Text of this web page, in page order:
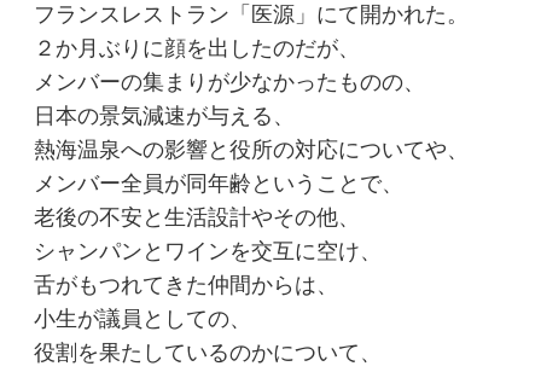
フランスレストラン「医源」にて開かれた。
２か月ぶりに顔を出したのだが、
メンバーの集まりが少なかったものの、
日本の景気減速が与える、
熱海温泉への影響と役所の対応についてや、
メンバー全員が同年齢ということで、
老後の不安と生活設計やその他、
シャンパンとワインを交互に空け、
舌がもつれてきた仲間からは、
小生が議員としての、
役割を果たしているのかについて、